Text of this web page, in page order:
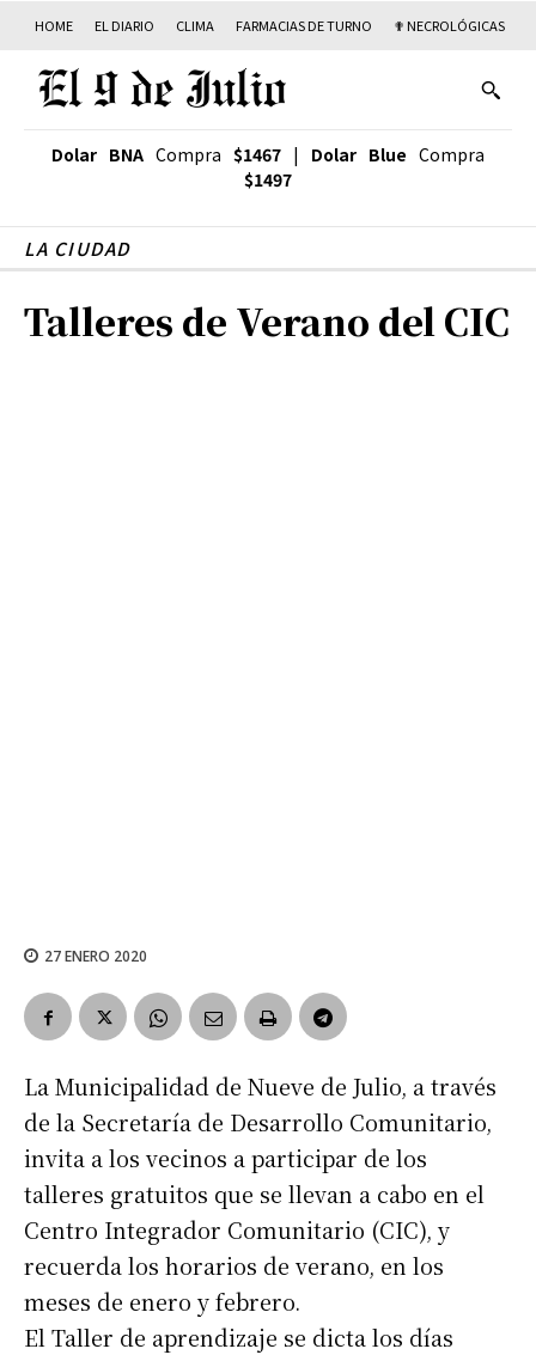
HOME EL DIARIO CLIMA FARMACIAS DE TURNO ✟ NECROLÓGICAS
Dolar BNA Compra $1467 | Dolar Blue Compra
$1497
LA CIUDAD
Talleres de Verano del CIC
27 ENERO 2020
La Municipalidad de Nueve de Julio, a través
de la Secretaría de Desarrollo Comunitario,
invita a los vecinos a participar de los
talleres gratuitos que se llevan a cabo en el
Centro Integrador Comunitario (CIC), y
recuerda los horarios de verano, en los
meses de enero y febrero.
El Taller de aprendizaje se dicta los días